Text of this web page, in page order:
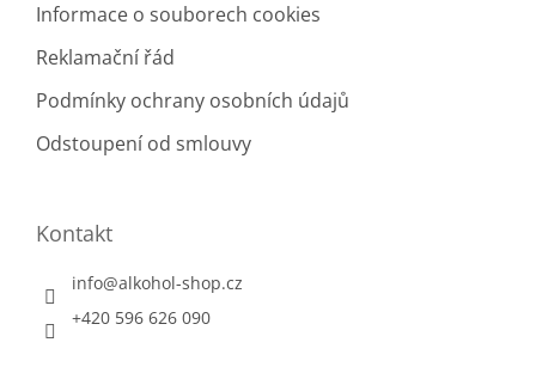
Informace o souborech cookies
Reklamační řád
Podmínky ochrany osobních údajů
Odstoupení od smlouvy
Kontakt
info@alkohol-shop.cz
+420 596 626 090